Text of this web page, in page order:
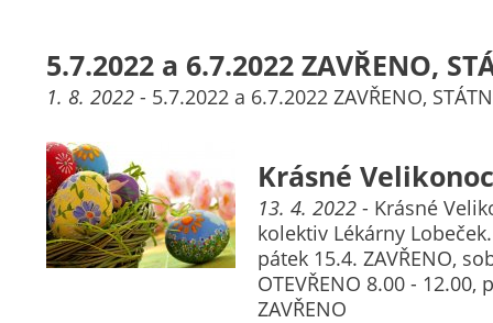
5.7.2022 a 6.7.2022 ZAVŘENO,
1. 8. 2022 - 5.7.2022 a 6.7.2022 ZAVŘENO,
Krásné
13. 4. 2022 - Krásné
kolektiv Lékárny
pátek 15.4. ZAVŘENO,
OTEVŘENO 8.00 - 12.00,
ZAVŘENO